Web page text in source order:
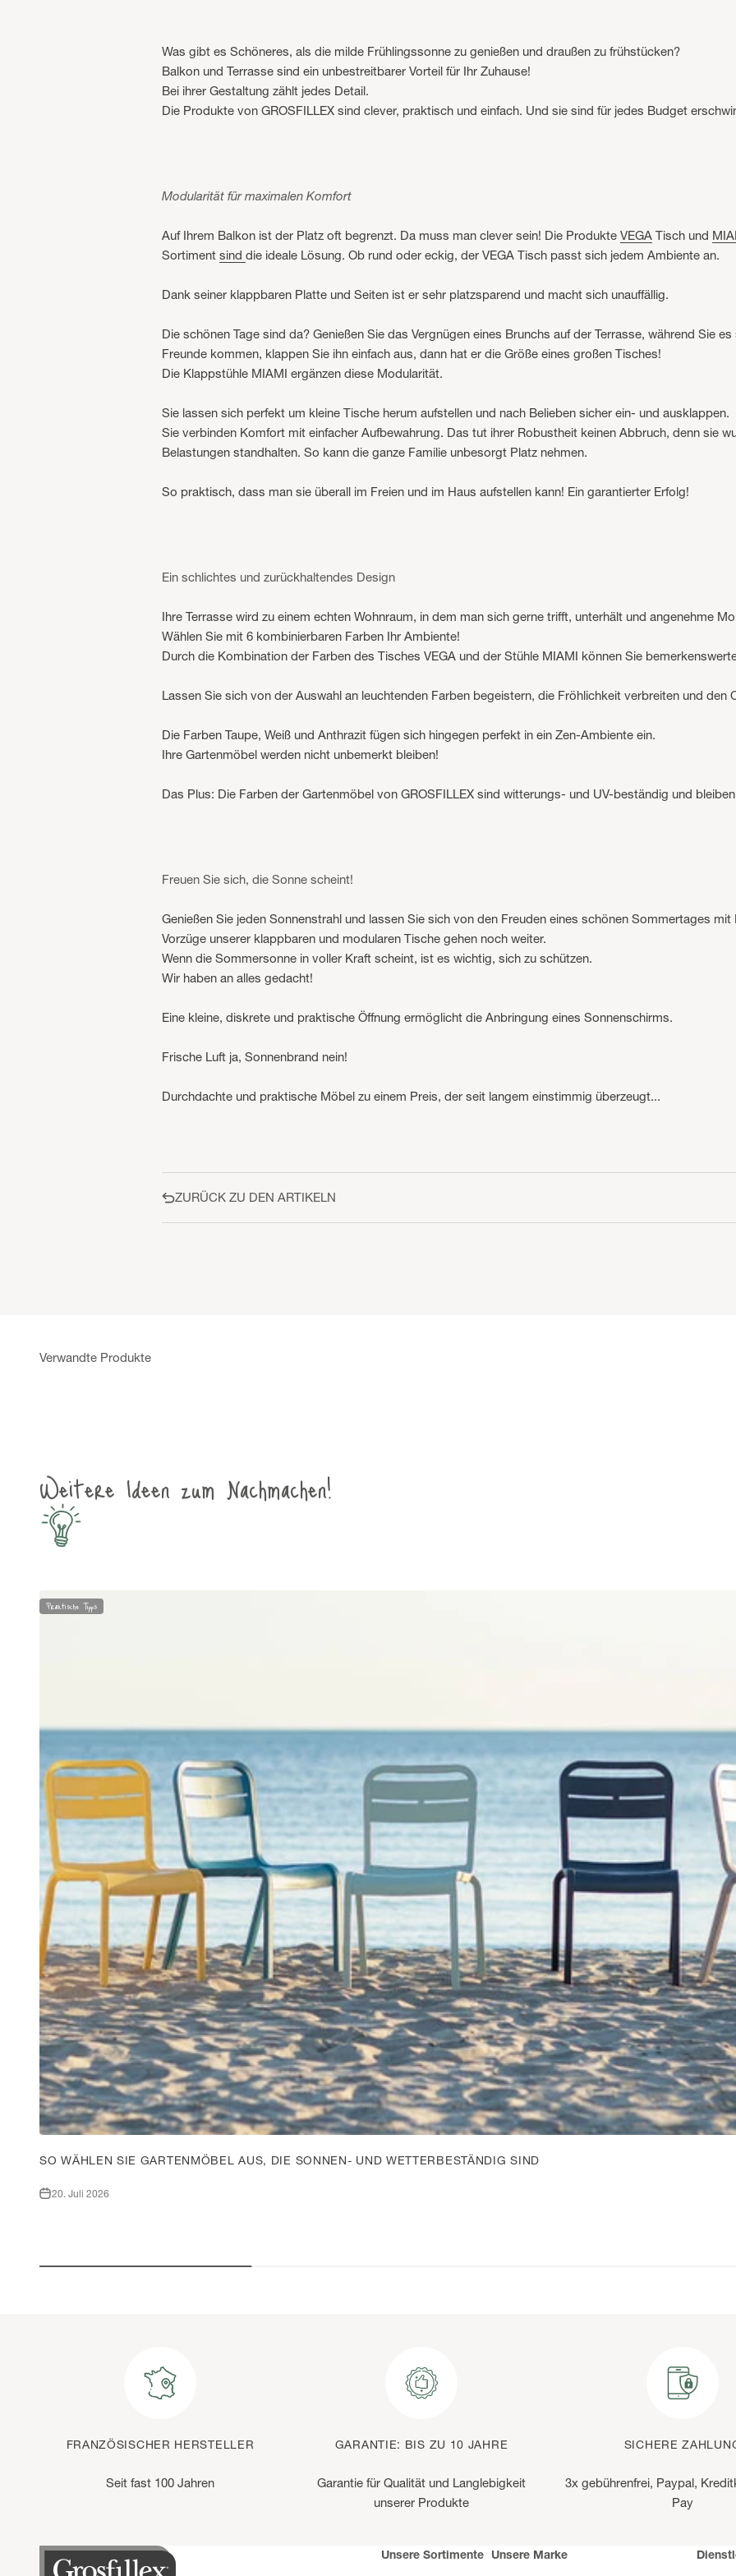
Was gibt es Schöneres, als die milde Frühlingssonne zu genießen und draußen zu frühstücken?
Balkon und Terrasse sind ein unbestreitbarer Vorteil für Ihr Zuhause!
Bei ihrer Gestaltung zählt jedes Detail.
Die Produkte von GROSFILLEX sind clever, praktisch und einfach. Und sie sind für jedes Budget
Modularität für maximalen Komfort
Auf Ihrem Balkon ist der Platz oft begrenzt. Da muss man clever sein! Die Produkte VEGA Tisch und
Sortiment sind die ideale Lösung. Ob rund oder eckig, der VEGA Tisch passt sich jedem Ambiente an.
Dank seiner klappbaren Platte und Seiten ist er sehr platzsparend und macht sich unauffällig.
Die schönen Tage sind da? Genießen Sie das Vergnügen eines Brunchs auf der Terrasse, während Sie
Freunde kommen, klappen Sie ihn einfach aus, dann hat er die Größe eines großen Tisches!
Die Klappstühle MIAMI ergänzen diese Modularität.
Sie lassen sich perfekt um kleine Tische herum aufstellen und nach Belieben sicher ein- und ausklappen.
Sie verbinden Komfort mit einfacher Aufbewahrung. Das tut ihrer Robustheit keinen Abbruch, denn sie
Belastungen standhalten. So kann die ganze Familie unbesorgt Platz nehmen.
So praktisch, dass man sie überall im Freien und im Haus aufstellen kann! Ein garantierter Erfolg!
Ein schlichtes und zurückhaltendes Design
Ihre Terrasse wird zu einem echten Wohnraum, in dem man sich gerne trifft, unterhält und angenehme
Wählen Sie mit 6 kombinierbaren Farben Ihr Ambiente!
Durch die Kombination der Farben des Tisches VEGA und der Stühle MIAMI können Sie
Lassen Sie sich von der Auswahl an leuchtenden Farben begeistern, die Fröhlichkeit verbreiten und den
Die Farben Taupe, Weiß und Anthrazit fügen sich hingegen perfekt in ein Zen-Ambiente ein.
Ihre Gartenmöbel werden nicht unbemerkt bleiben!
Das Plus: Die Farben der Gartenmöbel von GROSFILLEX sind witterungs- und UV-beständig und
Freuen Sie sich, die Sonne scheint!
Genießen Sie jeden Sonnenstrahl und lassen Sie sich von den Freuden eines schönen Sommertages
Vorzüge unserer klappbaren und modularen Tische gehen noch weiter.
Wenn die Sommersonne in voller Kraft scheint, ist es wichtig, sich zu schützen.
Wir haben an alles gedacht!
Eine kleine, diskrete und praktische Öffnung ermöglicht die Anbringung eines Sonnenschirms.
Frische Luft ja, Sonnenbrand nein!
Durchdachte und praktische Möbel zu einem Preis, der seit langem einstimmig überzeugt...
ZURÜCK ZU DEN ARTIKELN
Weitere Ideen zum Nachmachen!
Praktische Tipps
SO WÄHLEN SIE GARTENMÖBEL AUS, DIE SONNEN- UND WETTERBESTÄNDIG SIND
20. Juli 2026
FRANZÖSISCHER HERSTELLER
Seit fast 100 Jahren
GARANTIE: BIS ZU 10 JAHRE
Garantie für Qualität und Langlebigkeit
unserer Produkte
SICHERE
3x gebührenfrei, Paypal,
Pay
Unsere Sortimente Unsere Marke